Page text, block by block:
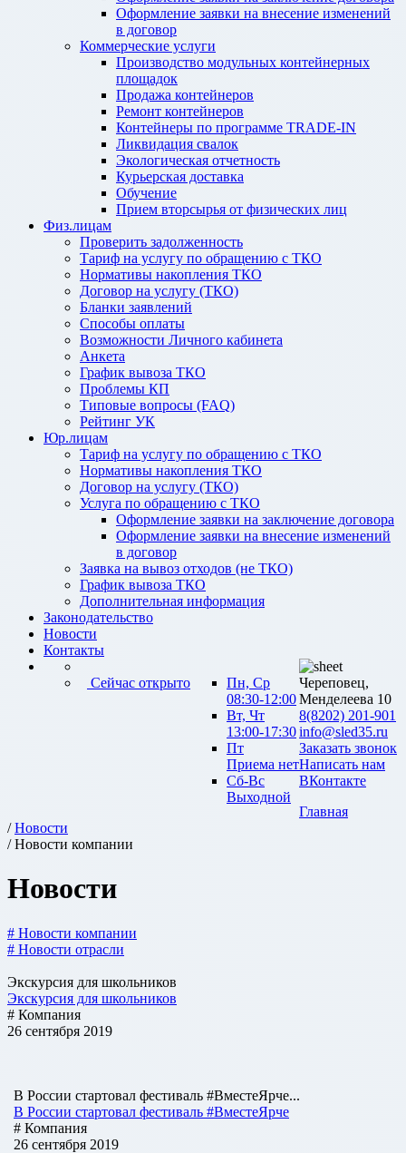
Оформление заявки на внесение изменений
в договор
Коммерческие услуги
Производство модульных контейнерных
площадок
Продажа контейнеров
Ремонт контейнеров
Контейнеры по программе TRADE-IN
Ликвидация свалок
Экологическая отчетность
Курьерская доставка
Обучение
Прием вторсырья от физических лиц
Физ.лицам
Проверить задолженность
Тариф на услугу по обращению с ТКО
Нормативы накопления ТКО
Договор на услугу (ТКО)
Бланки заявлений
Способы оплаты
Возможности Личного кабинета
Анкета
График вывоза ТКО
Проблемы КП
Типовые вопросы (FAQ)
Рейтинг УК
Юр.лицам
Тариф на услугу по обращению с ТКО
Нормативы накопления ТКО
Договор на услугу (ТКО)
Услуга по обращению с ТКО
Оформление заявки на заключение договора
Оформление заявки на внесение изменений
в договор
Заявка на вывоз отходов (не ТКО)
График вывоза ТКО
Дополнительная информация
Законодательство
Новости
Контакты
Сейчас открыто
Пн, Ср
08:30-12:00
Вт, Чт
13:00-17:30
Пт
Приема нет
Сб-Вс
Выходной
Череповец,
Менделеева 10
8(8202) 201-901
info@sled35.ru
Заказать звонок
Написать нам
ВКонтакте
Главная
/Новости
/ Новости компании
Новости
# Новости компании
# Новости отрасли
Экскурсия для школьников
Экскурсия для школьников
# Компания
26 сентября 2019
В России стартовал фестиваль #ВместеЯрче...
В России стартовал фестиваль #ВместеЯрче
# Компания
26 сентября 2019